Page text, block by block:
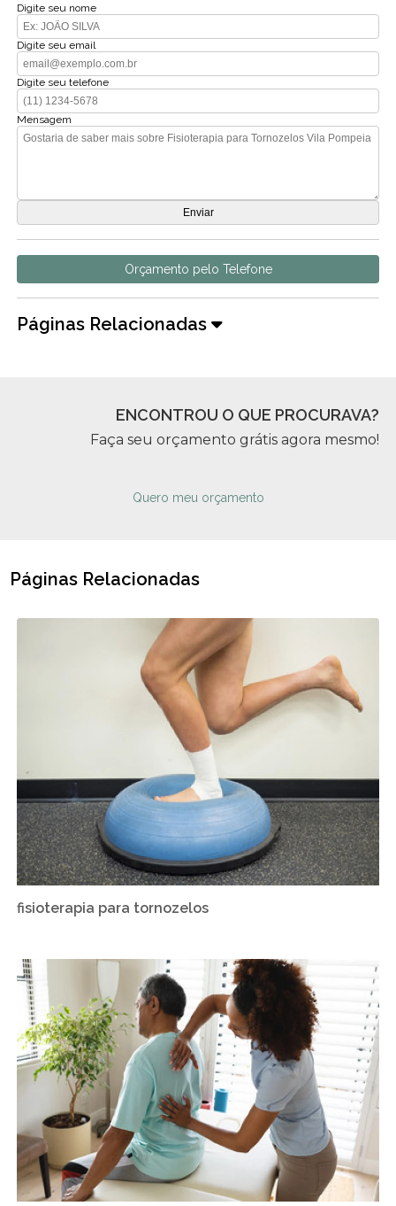
Digite seu nome
Digite seu email
Digite seu telefone
Mensagem
Orçamento pelo Telefone
Páginas Relacionadas
ENCONTROU O QUE PROCURAVA?
Faça seu orçamento grátis agora mesmo!
Quero meu orçamento
Páginas Relacionadas
fisioterapia para tornozelos